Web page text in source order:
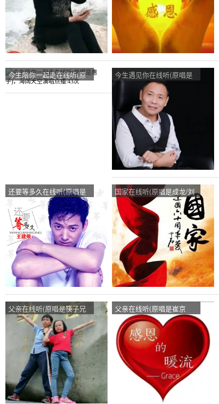
今生陪你一起走在线听(原
唱是惠子)，海阔天空演唱
今生遇见你在线听(原唱是
祁隆/任妙音)，这辈子有你
就足够演唱点播:78次
还要等多久在线听(原唱是
王建荣)，丽丽姐:(暂退)演
唱点播:16次
国家在线听(原唱是成龙/刘
媛媛)，别爱姐,没结果演唱
点播:88次
父亲在线听(原唱是筷子兄
弟)，简单的爱演唱点播:27
父亲在线听(原唱是崔京
浩)，诚信人生演唱点
播:286次